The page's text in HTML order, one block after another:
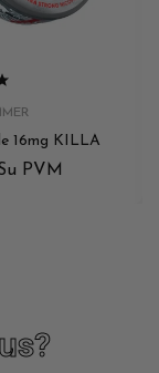
16mg KILLA
PVM